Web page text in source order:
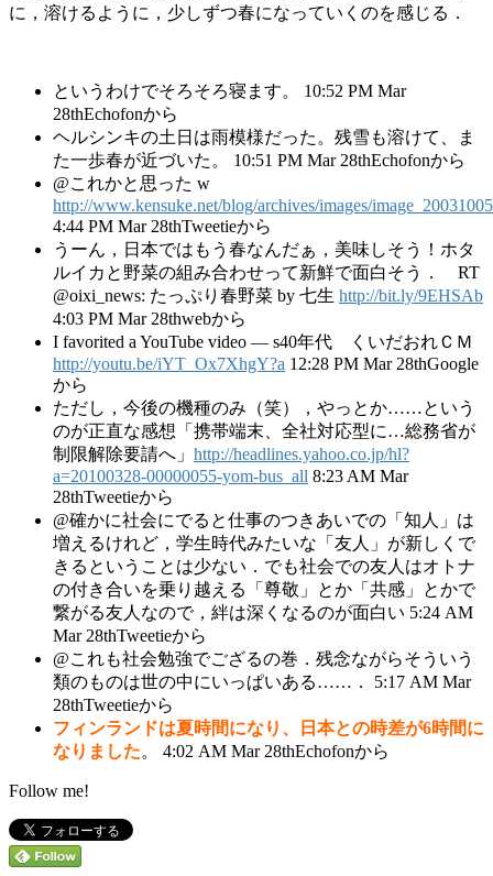
に，溶けるように，少しずつ春になっていくのを感じる．
というわけでそろそろ寝ます。 10:52 PM Mar
28thEchofonから
ヘルシンキの土日は雨模様だった。残雪も溶けて、ま
た一歩春が近づいた。 10:51 PM Mar 28thEchofonから
@これかと思った w
http://www.kensuke.net/blog/archives/images/
4:44 PM Mar 28thTweetieから
うーん，日本ではもう春なんだぁ，美味しそう！ホタ
ルイカと野菜の組み合わせって新鮮で面白そう． RT
@oixi_news: たっぷり春野菜 by 七生 http://bit.ly/9EHSAb
4:03 PM Mar 28thwebから
I favorited a YouTube video — s40年代 くいだおれＣＭ
http://youtu.be/iYT_Ox7XhgY?a 12:28 PM Mar 28thGoogle
から
ただし，今後の機種のみ（笑），やっとか……という
のが正直な感想「携帯端末、全社対応型に…総務省が
制限解除要請へ」 http://headlines.yahoo.co.jp/hl?
a=20100328-00000055-yom-bus_all 8:23 AM Mar
28thTweetieから
@確かに社会にでると仕事のつきあいでの「知人」は
増えるけれど，学生時代みたいな「友人」が新しくで
きるということは少ない．でも社会での友人はオトナ
の付き合いを乗り越える「尊敬」とか「共感」とかで
繋がる友人なので，絆は深くなるのが面白い 5:24 AM
Mar 28thTweetieから
@これも社会勉強でござるの巻．残念ながらそういう
類のものは世の中にいっぱいある……． 5:17 AM Mar
28thTweetieから
フィンランドは夏時間になり、日本との時差が6時間に
なりました。 4:02 AM Mar 28thEchofonから
Follow me!